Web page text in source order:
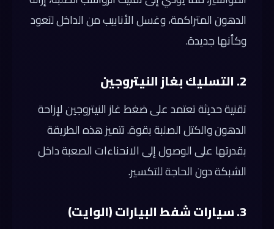
الدهون المتراكمة، وغسل الأنابيب من الداخل لتعود
وكأنها جديدة.
2. التسليك بغاز النيتروجين
تقنية حديثة تعتمد على ضغط غاز النيتروجين لإزاحة
الدهون والكتل الصلبة بقوة. تتميز هذه الطريقة
بقدرتها على الوصول إلى الانحناءات الصعبة داخل
الشبكة دون الحاجة للتكسير.
3. سيارات شفط البيارات (الوايت)